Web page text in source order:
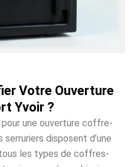
Votre Ouverture
Yvoir ?
une ouverture coffre-
disposent d’une
les types de coffres-